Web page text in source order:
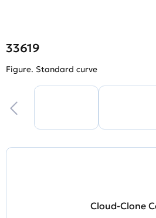
33619
Figure. Standard curve
Cloud-Clone